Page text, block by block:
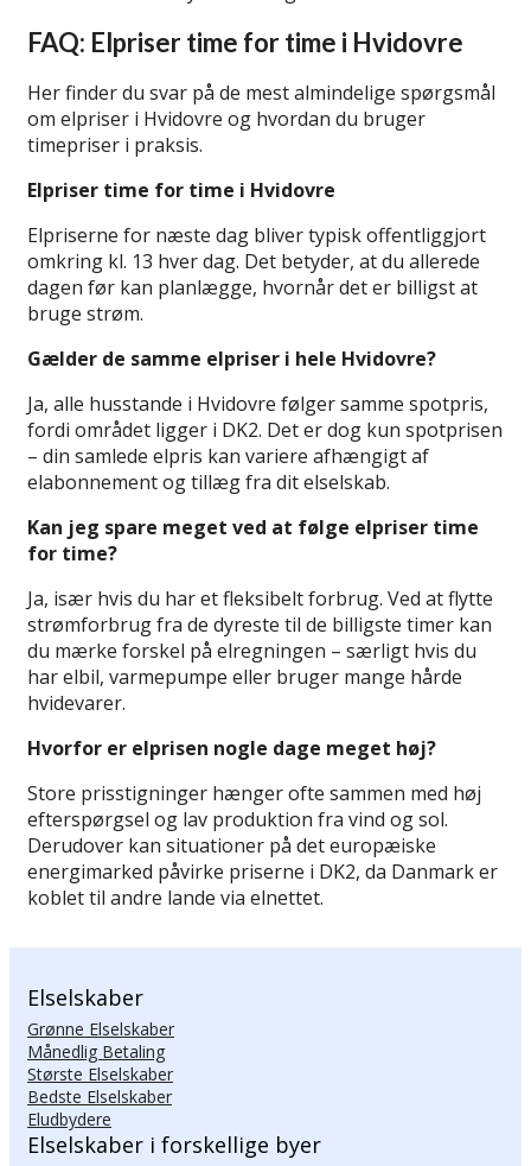
FAQ: Elpriser time for time i Hvidovre
Her finder du svar på de mest almindelige spørgsmål
om elpriser i Hvidovre og hvordan du bruger
timepriser i praksis.
Elpriser time for time i Hvidovre
Elpriserne for næste dag bliver typisk offentliggjort
omkring kl. 13 hver dag. Det betyder, at du allerede
dagen før kan planlægge, hvornår det er billigst at
bruge strøm.
Gælder de samme elpriser i hele Hvidovre?
Ja, alle husstande i Hvidovre følger samme spotpris,
fordi området ligger i DK2. Det er dog kun spotprisen
– din samlede elpris kan variere afhængigt af
elabonnement og tillæg fra dit elselskab.
Kan jeg spare meget ved at følge elpriser time
for time?
Ja, især hvis du har et fleksibelt forbrug. Ved at flytte
strømforbrug fra de dyreste til de billigste timer kan
du mærke forskel på elregningen – særligt hvis du
har elbil, varmepumpe eller bruger mange hårde
hvidevarer.
Hvorfor er elprisen nogle dage meget høj?
Store prisstigninger hænger ofte sammen med høj
efterspørgsel og lav produktion fra vind og sol.
Derudover kan situationer på det europæiske
energimarked påvirke priserne i DK2, da Danmark er
koblet til andre lande via elnettet.
Elselskaber
Grønne Elselskaber
Månedlig Betaling
Største Elselskaber
Bedste Elselskaber
Eludbydere
Elselskaber i forskellige byer